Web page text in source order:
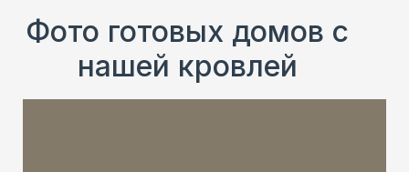
Фото готовых домов с
нашей кровлей